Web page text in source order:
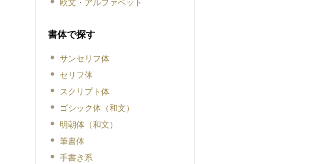
書体で探す
サンセリフ体
セリフ体
スクリプト体
ゴシック体（和文）
明朝体（和文）
筆書体
手書き系